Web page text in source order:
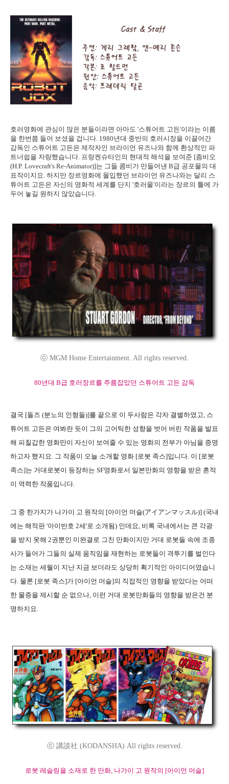
호러영화에 관심이 많은 분들이라면 아마도 '스튜어트 고든'이라는 이름
을 한번쯤 들어 보셨을 겁니다. 1980년대 중반의 호러시장을 이끌어간
감독인 스튜어트 고든은 제작자인 브라이언 유즈나와 함께 환상적인 파
트너쉽을 자랑했습니다. 프랑켄슈타인의 현대적 해석을 보여준 [좀비오
(H.P. Lovecraft's Re-Animator)]는 그들 콤비가 만들어낸 B급 공포물의 대
표작이지요. 하지만 장르영화에 몰입했던 브라이언 유즈나와는 달리 스
튜어트 고든은 자신의 영화적 세계를 단지 '호러물'이라는 장르의 틀에 가
두어 놓길 원하지 않았습니다.
ⓒ MGM Home Entertainment. All rights reserved.
80년대 B급 호러장르를 주름잡았던 스튜어트 고든 감독
결국 [돌즈 (분노의 인형들)]를 끝으로 이 두사람은 각자 결별하였고, 스
튜어트 고든은 여봐란 듯이 그의 고어틱한 성향을 벗어 버린 작품을 발표
해 피칠갑한 영화만이 자신이 보여줄 수 있는 영화의 전부가 아님을 증명
하고자 했지요. 그 작품이 오늘 소개할 영화 [로봇 족스]입니다. 이 [로봇
족스]는 거대로봇이 등장하는 SF영화로서 일본만화의 영향을 받은 흔적
이 역력한 작품입니다.
그 중 한가지가 나가이 고 원작의 [아이언 머슬(アイアンマッスル)] (국내
에는 해적판 '아이반호 2세'로 소개됨) 인데요, 비록 국내에서는 큰 각광
을 받지 못해 2권뿐인 미완결로 그친 만화이지만 거대 로봇들 속에 조종
사가 들어가 그들의 실제 움직임을 재현하는 로봇들이 격투기를 벌인다
는 소재는 세월이 지난 지금 보더라도 상당히 획기적인 아이디어였습니
다. 물론 [로봇 족스]가 [아이언 머슬]의 직접적인 영향을 받았다는 어떠
한 물증을 제시할 순 없으나, 이런 거대 로봇만화들의 영향을 받은건 분
명하지요.
ⓒ 講談社 (KODANSHA) All rights reserved.
로봇 레슬링을 소재로 한 만화, 나가이 고 원작의 [아이언 머슬]